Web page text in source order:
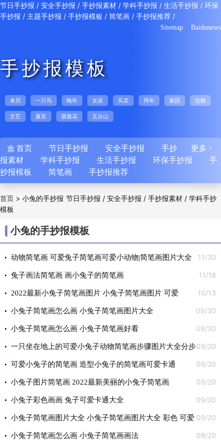
节日手抄报 / 安全手抄报 / 手抄报素材 / 学科手抄报 / 生活手抄报 / 环保
手抄报 / 主题手抄报 / 手抄报模板 / 简笔画 / 手抄报推荐 /
Sitemap Baidunews
手抄报模板
来历 一只鸟 晚年 女巫 买卖 拜年 家国 信赖
文艺 夏至 蔷薇花 五台山
更多 
 首页 节日手抄报 安全手抄报
手抄
报素材
学科手抄报 生活手抄报 环保手抄报
手
抄报模板
简笔画 手抄报推荐
节日手抄报 /安全手抄报 /手抄报素材 /学科手抄
首页 > 小兔的手抄报
模板
小兔的手抄报模板
11/30
动物简笔画 可爱兔子简笔画可爱小动物|简笔画图片大全
动物 可爱 小动物小兔子 11/18
兔子画法简笔画 画小兔子的简笔画
10/13
2022最新小兔子简笔画图片 小兔子简笔画图片 可爱
09/30
小兔子简笔画怎么画 小兔子简笔画图片大全
09/30
小兔子简笔画怎么画 小兔子简笔画好看
09/20
一只坐在地上的可爱小兔子动物简笔画步骤图片大全分步
骤教程 09/20
可爱小兔子的简笔画 造型小兔子的简笔画可爱卡通
09/20
小兔子图片简笔画 2022最新美丽的小兔子简笔画
09/20
小兔子彩色画画 兔子可爱卡通大全
09/20
小兔子简笔画图片大全 小兔子简笔画图片大全 彩色 可爱
09/20
小兔子简笔画怎么画 小兔子简笔画画法